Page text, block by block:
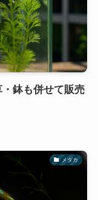
鉢も併せて販売
メダカ